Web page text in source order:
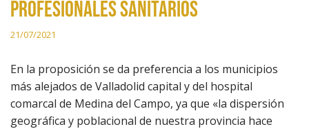
profesionales sanitarios
21/07/2021
En la proposición se da preferencia a los municipios
más alejados de Valladolid capital y del hospital
comarcal de Medina del Campo, ya que «la dispersión
geográfica y poblacional de nuestra provincia hace